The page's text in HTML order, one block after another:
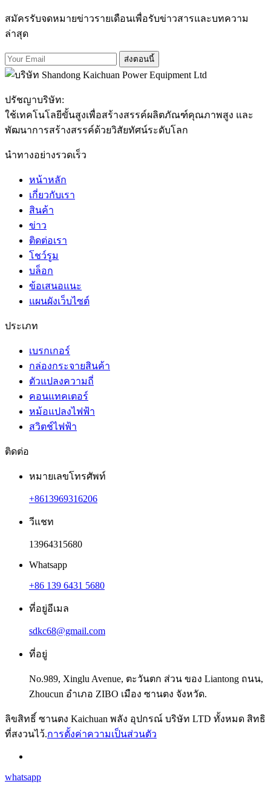
สมัครรับจดหมายข่าวรายเดือนเพื่อรับข่าวสารและบทความ
ล่าสุด
ส่งตอนนี้
ปรัชญาบริษัท:
ใช้เทคโนโลยีขั้นสูงเพื่อสร้างสรรค์ผลิตภัณฑ์คุณภาพสูง และ
พัฒนาการสร้างสรรค์ด้วยวิสัยทัศน์ระดับโลก
นำทางอย่างรวดเร็ว
หน้าหลัก
เกี่ยวกับเรา
สินค้า
ข่าว
ติดต่อเรา
โชว์รูม
บล็อก
ข้อเสนอแนะ
แผนผังเว็บไซต์
ประเภท
เบรกเกอร์
กล่องกระจายสินค้า
ตัวแปลงความถี่
คอนแทคเตอร์
หม้อแปลงไฟฟ้า
สวิตช์ไฟฟ้า
ติดต่อ
หมายเลขโทรศัพท์
+8613969316206
วีแชท
13964315680
Whatsapp
+86 139 6431 5680
ที่อยู่อีเมล
sdkc68@gmail.com
ที่อยู่
No.989, Xinglu Avenue, ตะวันตก ส่วน ของ Liantong ถนน,
Zhoucun อำเภอ ZIBO เมือง ซานตง จังหวัด.
ลิขสิทธิ์ ซานตง Kaichuan พลัง อุปกรณ์ บริษัท LTD ทั้งหมด สิทธิ
ที่สงวนไว้.การตั้งค่าความเป็นส่วนตัว
whatsapp